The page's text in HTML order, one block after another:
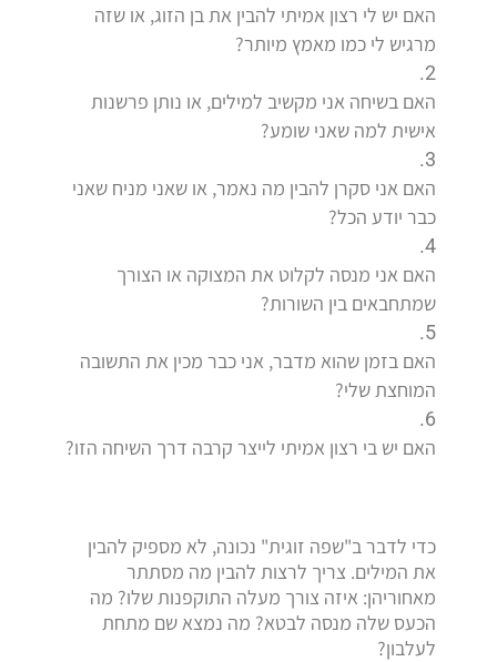
האם יש לי רצון אמיתי להבין את בן הזוג, או שזה
מרגיש לי כמו מאמץ מיותר?
האם בשיחה אני מקשיב למילים, או נותן פרשנות
אישית למה שאני שומע?
האם אני סקרן להבין מה נאמר, או שאני מניח שאני
כבר יודע הכל?
האם אני מנסה לקלוט את המצוקה או הצורך
שמתחבאים בין השורות?
האם בזמן שהוא מדבר, אני כבר מכין את התשובה
המוחצת שלי?
האם יש בי רצון אמיתי לייצר קרבה דרך השיחה הזו?
כדי לדבר ב"שפה זוגית" נכונה, לא מספיק להבין
את המילים. צריך לרצות להבין מה מסתתר
מאחוריהן: איזה צורך מעלה התוקפנות שלו? מה
הכעס שלה מנסה לבטא? מה נמצא שם מתחת
לעלבון?